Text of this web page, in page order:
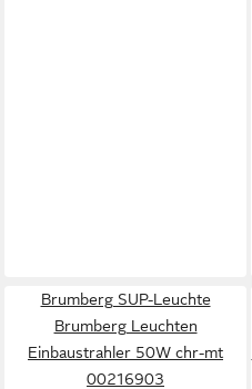
Brumberg SUP-Leuchte
Brumberg Leuchten
Einbaustrahler 50W chr-mt
00216903